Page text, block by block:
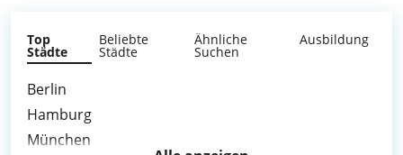
Top
Städte
Beliebte
Städte
Ähnliche
Suchen
Ausbildung
Berlin
Hamburg
München